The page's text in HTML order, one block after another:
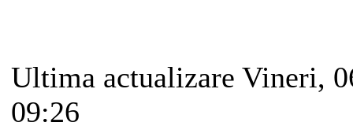
Ultima actualizare Vineri,
09:26